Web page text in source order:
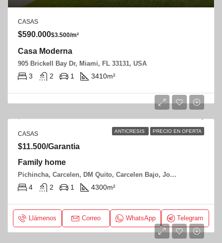
CASAS
$590.000$3.500/m²
Casa Moderna
905 Brickell Bay Dr, Miami, FL 33131, USA
3 2 1 3410m²
ANTICRESIS PRECIO EN OFERTA
CASAS
$11.500/Garantia
Family home
Pichincha, Carcelen, DM Quito, Carcelen Bajo, Jose Ordoñes y Jose Jimenez
4 2 1 4300m²
Llámenos Correo WhatsApp Telegram